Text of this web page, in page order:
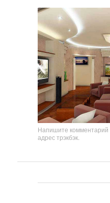
Напишите комментарий
адрес трэкбэк.